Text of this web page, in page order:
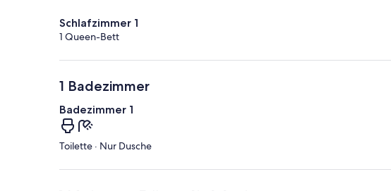
Schlafzimmer 1
1 Queen-Bett
1 Badezimmer
Badezimmer 1
Toilette · Nur Dusche